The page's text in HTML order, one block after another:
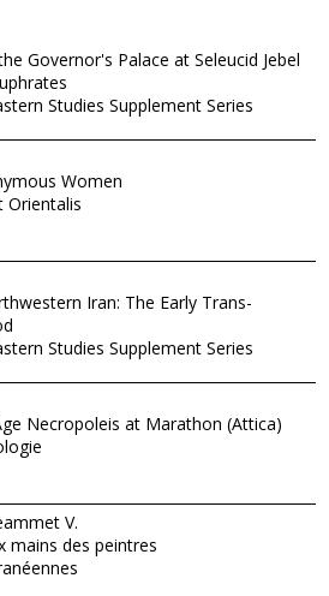
Governor's Palace at Seleucid Jebel
Studies Supplement Series
Women
Orientalis
Iran: The Early Trans-
Studies Supplement Series
Necropoleis at Marathon (Attica)
V.
mains des peintres